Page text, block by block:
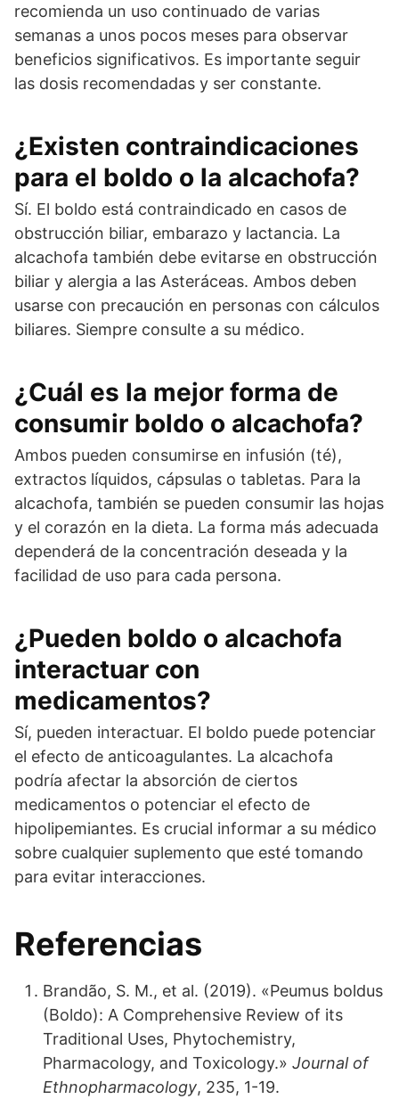
recomienda un uso continuado de varias
semanas a unos pocos meses para observar
beneficios significativos. Es importante seguir
las dosis recomendadas y ser constante.
¿Existen contraindicaciones
para el boldo o la alcachofa?
Sí. El boldo está contraindicado en casos de
obstrucción biliar, embarazo y lactancia. La
alcachofa también debe evitarse en obstrucción
biliar y alergia a las Asteráceas. Ambos deben
usarse con precaución en personas con cálculos
biliares. Siempre consulte a su médico.
¿Cuál es la mejor forma de
consumir boldo o alcachofa?
Ambos pueden consumirse en infusión (té),
extractos líquidos, cápsulas o tabletas. Para la
alcachofa, también se pueden consumir las hojas
y el corazón en la dieta. La forma más adecuada
dependerá de la concentración deseada y la
facilidad de uso para cada persona.
¿Pueden boldo o alcachofa
interactuar con
medicamentos?
Sí, pueden interactuar. El boldo puede potenciar
el efecto de anticoagulantes. La alcachofa
podría afectar la absorción de ciertos
medicamentos o potenciar el efecto de
hipolipemiantes. Es crucial informar a su médico
sobre cualquier suplemento que esté tomando
para evitar interacciones.
Referencias
Brandão, S. M., et al. (2019). «Peumus boldus
(Boldo): A Comprehensive Review of its
Traditional Uses, Phytochemistry,
Pharmacology, and Toxicology.» Journal of
Ethnopharmacology, 235, 1-19.